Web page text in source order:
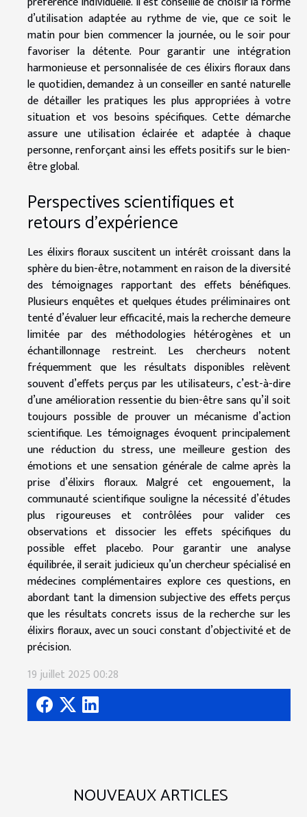
NOUVEAUX ARTICLES
d’utilisation adaptée au rythme de vie, que ce soit le
matin pour bien commencer la journée, ou le soir pour
favoriser la détente. Pour garantir une intégration
harmonieuse et personnalisée de ces élixirs floraux dans
le quotidien, demandez à un conseiller en santé naturelle
de détailler les pratiques les plus appropriées à votre
situation et vos besoins spécifiques. Cette démarche
assure une utilisation éclairée et adaptée à chaque
personne, renforçant ainsi les effets positifs sur le bien-
être global.
Perspectives scientifiques et
retours d’expérience
Les élixirs floraux suscitent un intérêt croissant dans la
sphère du bien-être, notamment en raison de la diversité
des témoignages rapportant des effets bénéfiques.
Plusieurs enquêtes et quelques études préliminaires ont
tenté d’évaluer leur efficacité, mais la recherche demeure
limitée par des méthodologies hétérogènes et un
échantillonnage restreint. Les chercheurs notent
fréquemment que les résultats disponibles relèvent
souvent d’effets perçus par les utilisateurs, c’est-à-dire
d’une amélioration ressentie du bien-être sans qu’il soit
toujours possible de prouver un mécanisme d’action
scientifique. Les témoignages évoquent principalement
une réduction du stress, une meilleure gestion des
émotions et une sensation générale de calme après la
prise d’élixirs floraux. Malgré cet engouement, la
communauté scientifique souligne la nécessité d’études
plus rigoureuses et contrôlées pour valider ces
observations et dissocier les effets spécifiques du
possible effet placebo. Pour garantir une analyse
équilibrée, il serait judicieux qu’un chercheur spécialisé en
médecines complémentaires explore ces questions, en
abordant tant la dimension subjective des effets perçus
que les résultats concrets issus de la recherche sur les
élixirs floraux, avec un souci constant d’objectivité et de
précision.
19 juillet 2025 00:28